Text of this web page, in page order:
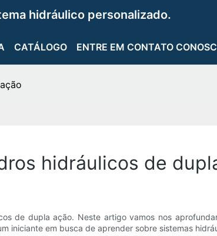
hidráulico personalizado.
CATÁLOGO ENTRE EM CONTATO
hidráulicos de
de dupla ação. Neste artigo vamos nos
iniciante em busca de aprender sobre sistemas